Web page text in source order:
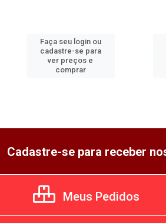
Faça seu login ou
cadastre-se para
ver preços e
comprar
Cadastre-se para receber
Meus Pedidos